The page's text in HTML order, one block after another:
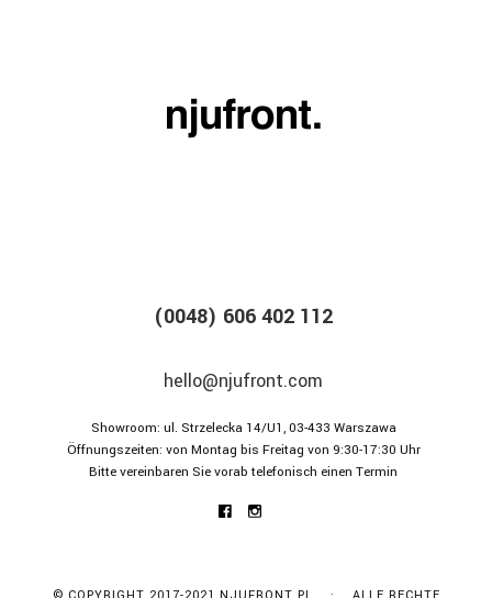
(0048) 606 402 112
hello@njufront.com
Showroom: ul. Strzelecka 14/U1, 03-433 Warszawa
Öffnungszeiten: von Montag bis Freitag von 9:30-17:30 Uhr
Bitte vereinbaren Sie vorab telefonisch einen Termin